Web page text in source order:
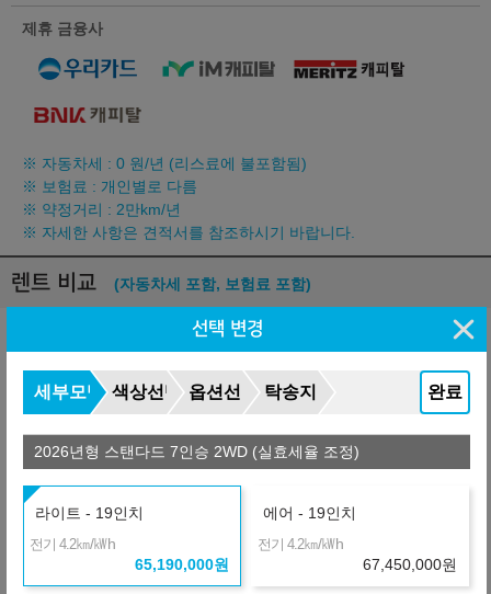
제휴 금융사
※ 자동차세 : 0 원/년 (리스료에 불포함됨)
※ 보험료 : 개인별로 다름
※ 약정거리 : 2만km/년
※ 자세한 사항은 견적서를 참조하시기 바랍니다.
렌트 비교 (자동차세 포함, 보험료 포함)
납입총액 차이
L 금융사
온라인 비교
월 933,300
36개월 선수+보증금 19,557,000원
O 금융사
월 971,960 원
+1,391,760
C 금융사
온라인 비교
989,890 원
36개월 선수+보증금19,557,000원
선택 변경
세부모델 색상선택 옵션선택 탁송지역 완료
2026년형 스탠다드 7인승 2WD (실효세율 조정)
라이트 - 19인치
전기 4.2㎞/㎾h
65,190,000원
에어 - 19인치
전기 4.2㎞/㎾h
67,450,000원